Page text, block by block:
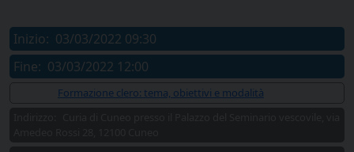
Inizio: 03/03/2022 09:30
Fine: 03/03/2022 12:00
Formazione clero: tema, obiettivi e modalità